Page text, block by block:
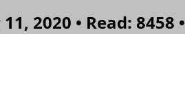
2020 • Read: 8458 •